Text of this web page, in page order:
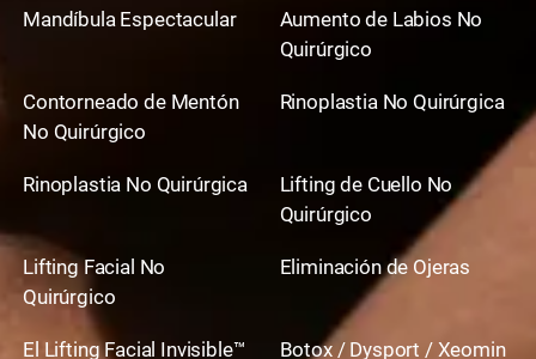
Mandíbula Espectacular
Aumento de Labios No
Quirúrgico
Contorneado de Mentón
No Quirúrgico
Rinoplastia No Quirúrgica
Rinoplastia No Quirúrgica
Lifting de Cuello No
Quirúrgico
Lifting Facial No
Quirúrgico
Eliminación de Ojeras
El Lifting Facial Invisible™ Botox / Dysport / Xeomin